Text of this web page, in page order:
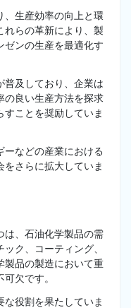
、生産効率の向上と環
れらの革新により、製
ゼンの生産を最適化す
普及しており、企業は
の良い生産方法を探求
すことを奨励していま
ーなどの産業における
さらに拡大していま
は、石油化学製品の需
ク、コーティング、
製品の製造において重
欠です。
な役割を果たしていま